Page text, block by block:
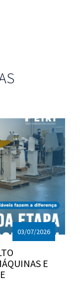
03/07/2026
E